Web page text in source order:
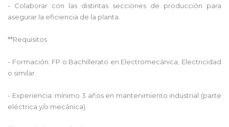
- Colaborar con las distintas secciones de producción para
asegurar la eficiencia de la planta.
**Requisitos
- Formación: FP o Bachillerato en Electromecánica, Electricidad
o similar.
- Experiencia: mínimo 3 años en mantenimiento industrial (parte
eléctrica y/o mecánica).